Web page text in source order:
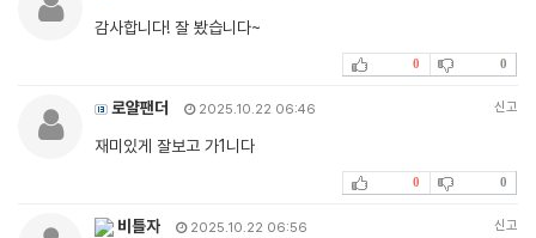
감사합니다! 잘 봤습니다~
0 0
로얄팬더 2025.10.22 06:46 신고
재미있게 잘보고 가1니다
0 0
비틀자 2025.10.22 06:56 신고